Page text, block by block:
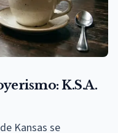
K.S.A.
Kansas se